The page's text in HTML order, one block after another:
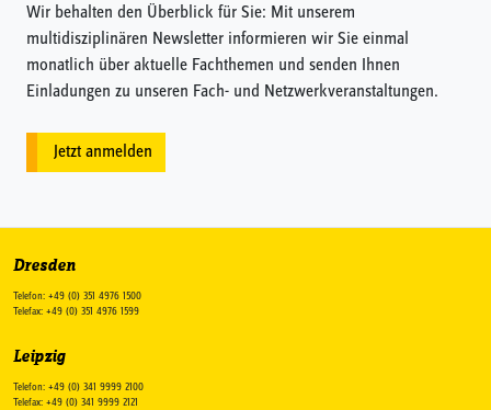
Wir behalten den Überblick für Sie: Mit unserem
multidisziplinären Newsletter informieren wir Sie einmal
monatlich über aktuelle Fachthemen und senden Ihnen
Einladungen zu unseren Fach- und Netzwerkveranstaltungen.
Jetzt anmelden
Dresden
Telefon: +49 (0) 351 4976 1500
Telefax: +49 (0) 351 4976 1599
Leipzig
Telefon: +49 (0) 341 9999 2100
Telefax: +49 (0) 341 9999 2121